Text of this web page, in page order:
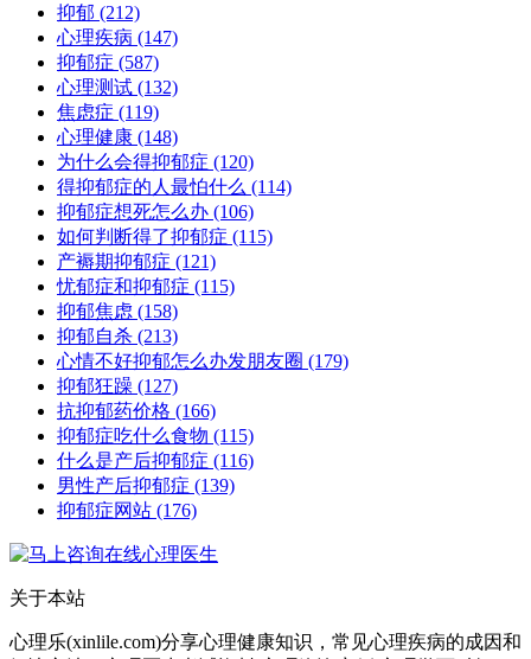
抑郁 (212)
心理疾病 (147)
抑郁症 (587)
心理测试 (132)
焦虑症 (119)
心理健康 (148)
为什么会得抑郁症 (120)
得抑郁症的人最怕什么 (114)
抑郁症想死怎么办 (106)
如何判断得了抑郁症 (115)
产褥期抑郁症 (121)
忧郁症和抑郁症 (115)
抑郁焦虑 (158)
抑郁自杀 (213)
心情不好抑郁怎么办发朋友圈 (179)
抑郁狂躁 (127)
抗抑郁药价格 (166)
抑郁症吃什么食物 (115)
什么是产后抑郁症 (116)
男性产后抑郁症 (139)
抑郁症网站 (176)
关于本站
心理乐(xinlile.com)分享心理健康知识，常见心理疾病的成因和